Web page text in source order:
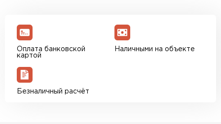
Оплата банковской
картой
Наличными на объекте
Безналичный расчёт